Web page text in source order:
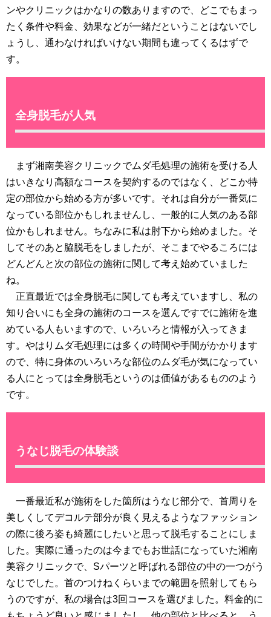
ンやクリニックはかなりの数ありますので、どこでもまっ
たく条件や料金、効果などが一緒だということはないでし
ょうし、通わなければいけない期間も違ってくるはずで
す。
全身脱毛が人気
まず湘南美容クリニックでムダ毛処理の施術を受ける人
はいきなり高額なコースを契約するのではなく、どこか特
定の部位から始める方が多いです。それは自分が一番気に
なっている部位かもしれませんし、一般的に人気のある部
位かもしれません。ちなみに私は肘下から始めました。そ
してそのあと脇脱毛をしましたが、そこまでやるころには
どんどんと次の部位の施術に関して考え始めていました
ね。
正直最近では全身脱毛に関しても考えていますし、私の
知り合いにも全身の施術のコースを選んですでに施術を進
めている人もいますので、いろいろと情報が入ってきま
す。やはりムダ毛処理には多くの時間や手間がかかります
ので、特に身体のいろいろな部位のムダ毛が気になってい
る人にとっては全身脱毛というのは価値があるもののよう
です。
うなじ脱毛の体験談
一番最近私が施術をした箇所はうなじ部分で、首周りを
美しくしてデコルテ部分が良く見えるようなファッション
の際に後ろ姿も綺麗にしたいと思って脱毛することにしま
した。実際に通ったのは今までもお世話になっていた湘南
美容クリニックで、Sパーツと呼ばれる部位の中の一つがう
なじでした。首のつけねくらいまでの範囲を照射してもら
うのですが、私の場合は3回コースを選びました。料金的に